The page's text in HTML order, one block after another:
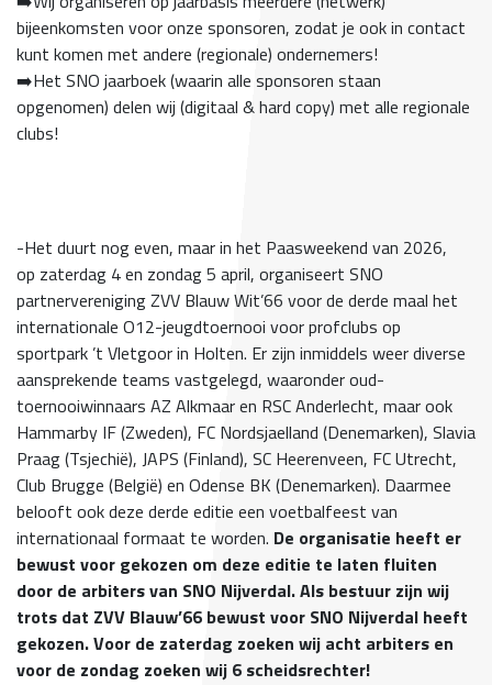
bijeenkomsten voor onze sponsoren, zodat je ook in contact
kunt komen met andere (regionale) ondernemers!
➡️Het SNO jaarboek (waarin alle sponsoren staan
opgenomen) delen wij (digitaal & hard copy) met alle regionale
clubs!
-Het duurt nog even, maar in het Paasweekend van 2026,
op zaterdag 4 en zondag 5 april, organiseert SNO
partnervereniging ZVV Blauw Wit’66 voor de derde maal het
internationale O12-jeugdtoernooi voor profclubs op
sportpark ’t Vletgoor in Holten. Er zijn inmiddels weer diverse
aansprekende teams vastgelegd, waaronder oud-
toernooiwinnaars AZ Alkmaar en RSC Anderlecht, maar ook
Hammarby IF (Zweden), FC Nordsjaelland (Denemarken), Slavia
Praag (Tsjechië), JAPS (Finland), SC Heerenveen, FC Utrecht,
Club Brugge (België) en Odense BK (Denemarken). Daarmee
belooft ook deze derde editie een voetbalfeest van
internationaal formaat te worden. De organisatie heeft er
bewust voor gekozen om deze editie te laten fluiten
door de arbiters van SNO Nijverdal. Als bestuur zijn wij
trots dat ZVV Blauw’66 bewust voor SNO Nijverdal heeft
gekozen. Voor de zaterdag zoeken wij acht arbiters en
voor de zondag zoeken wij 6 scheidsrechter!